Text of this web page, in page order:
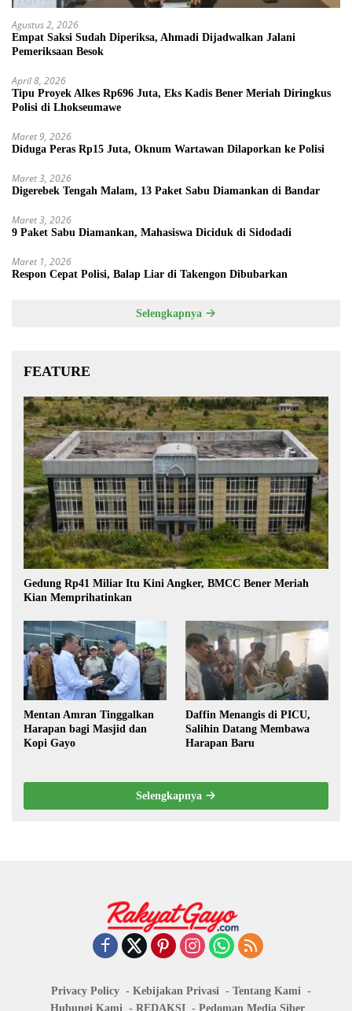
Agustus 2, 2026
Empat Saksi Sudah Diperiksa, Ahmadi Dijadwalkan Jalani
Pemeriksaan Besok
April 8, 2026
Tipu Proyek Alkes Rp696 Juta, Eks Kadis Bener Meriah Diringkus
Polisi di Lhokseumawe
Maret 9, 2026
Diduga Peras Rp15 Juta, Oknum Wartawan Dilaporkan ke Polisi
Maret 3, 2026
Digerebek Tengah Malam, 13 Paket Sabu Diamankan di Bandar
Maret 3, 2026
9 Paket Sabu Diamankan, Mahasiswa Diciduk di Sidodadi
Maret 1, 2026
Respon Cepat Polisi, Balap Liar di Takengon Dibubarkan
Selengkapnya
FEATURE
Gedung Rp41 Miliar Itu Kini Angker, BMCC Bener Meriah
Kian Memprihatinkan
Mentan Amran Tinggalkan
Harapan bagi Masjid dan
Kopi Gayo
Daffin Menangis di PICU,
Salihin Datang Membawa
Harapan Baru
Selengkapnya
Privacy Policy Kebijakan Privasi
Tentang Kami
Hubungi Kami
REDAKSI Pedoman Media Siber